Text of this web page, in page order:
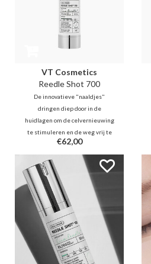
VT Cosmetics
Reedle Shot 700
De innovatieve "naaldjes"
dringen diep door in de
huidlagen om de celvernieuwing
te stimuleren en de weg vrij te
maken voor actieve ingrediënten
die aansluiten bij je bestaande
routine. Dit is een ware revolutie
in het verbeteren van de
huidverzorging.
€62,00